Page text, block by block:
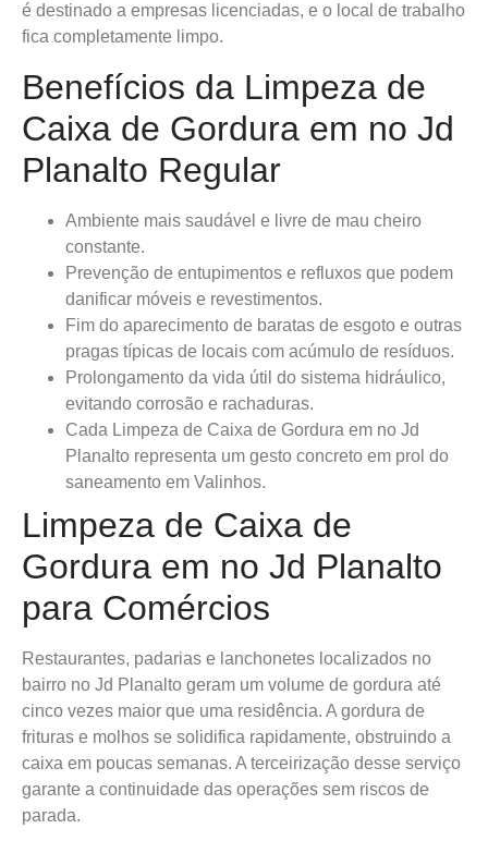
é destinado a empresas licenciadas, e o local de trabalho
fica completamente limpo.
Benefícios da Limpeza de
Caixa de Gordura em no Jd
Planalto Regular
Ambiente mais saudável e livre de mau cheiro
constante.
Prevenção de entupimentos e refluxos que podem
danificar móveis e revestimentos.
Fim do aparecimento de baratas de esgoto e outras
pragas típicas de locais com acúmulo de resíduos.
Prolongamento da vida útil do sistema hidráulico,
evitando corrosão e rachaduras.
Cada Limpeza de Caixa de Gordura em no Jd
Planalto representa um gesto concreto em prol do
saneamento em Valinhos.
Limpeza de Caixa de
Gordura em no Jd Planalto
para Comércios
Restaurantes, padarias e lanchonetes localizados no
bairro no Jd Planalto geram um volume de gordura até
cinco vezes maior que uma residência. A gordura de
frituras e molhos se solidifica rapidamente, obstruindo a
caixa em poucas semanas. A terceirização desse serviço
garante a continuidade das operações sem riscos de
parada.